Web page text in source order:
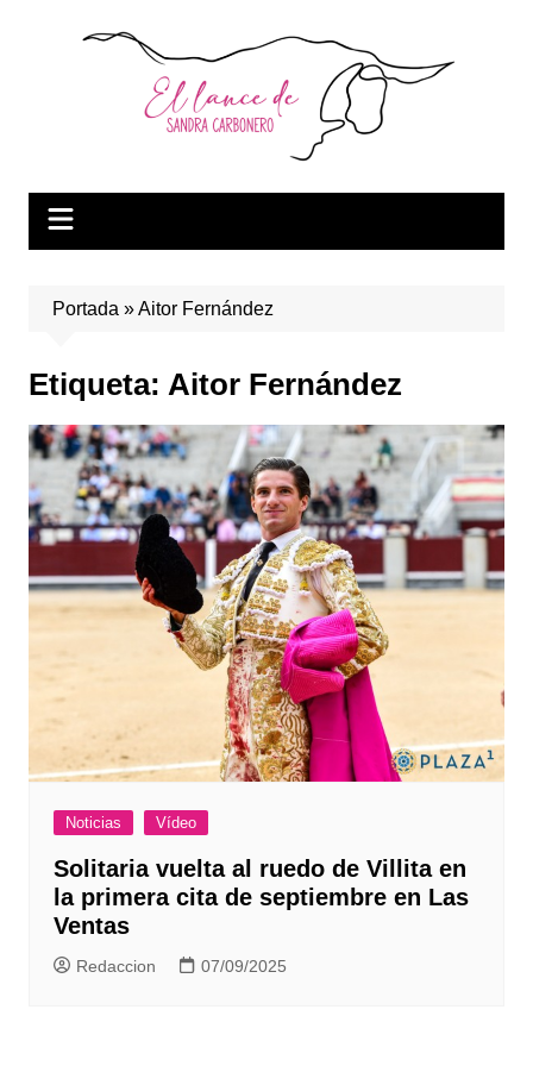
Portada »Aitor Fernández
Etiqueta: Aitor Fernández
Noticias Vídeo
Solitaria vuelta al ruedo de Villita en
la primera cita de septiembre en Las
Ventas
Redaccion 07/09/2025